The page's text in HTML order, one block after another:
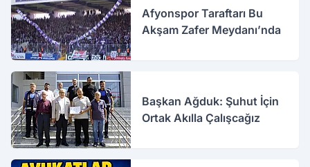
Afyonspor Taraftarı Bu
Akşam Zafer Meydanı’nda
Başkan Ağduk: Şuhut İçin
Ortak Akılla Çalışcağız